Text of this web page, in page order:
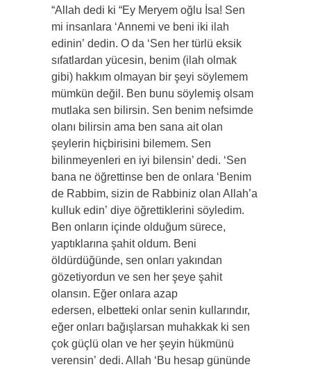
“Allah dedi ki “Ey Meryem oğlu İsa! Sen
mi insanlara ‘Annemi ve beni iki ilah
edinin’ dedin. O da ‘Sen her türlü eksik
sıfatlardan yücesin, benim (ilah olmak
gibi) hakkım olmayan bir şeyi söylemem
mümkün değil. Ben bunu söylemiş olsam
mutlaka sen bilirsin. Sen benim nefsimde
olanı bilirsin ama ben sana ait olan
şeylerin hiçbirisini bilemem. Sen
bilinmeyenleri en iyi bilensin’ dedi. ‘Sen
bana ne öğrettinse ben de onlara ‘Benim
de Rabbim, sizin de Rabbiniz olan Allah’a
kulluk edin’ diye öğrettiklerini söyledim.
Ben onların içinde olduğum sürece,
yaptıklarına şahit oldum. Beni
öldürdüğünde, sen onları yakından
gözetiyordun ve sen her şeye şahit
olansın. Eğer onlara azap
edersen, elbetteki onlar senin kullarındır,
eğer onları bağışlarsan muhakkak ki sen
çok güçlü olan ve her şeyin hükmünü
verensin’ dedi. Allah ‘Bu hesap gününde